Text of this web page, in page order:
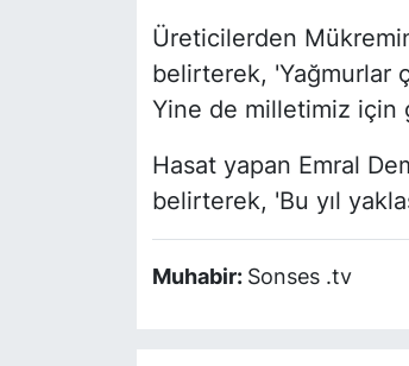
Üreticilerden
belirterek, 'Yağmurlar
Yine de milletimiz için
Hasat yapan Emral
belirterek, 'Bu yıl
Muhabir: Sonses .tv